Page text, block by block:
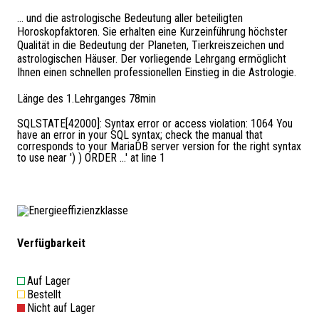
... und die astrologische Bedeutung aller beteiligten
Horoskopfaktoren. Sie erhalten eine Kurzeinführung höchster
Qualität in die Bedeutung der Planeten, Tierkreiszeichen und
astrologischen Häuser. Der vorliegende Lehrgang ermöglicht
Ihnen einen schnellen professionellen Einstieg in die Astrologie.
Länge des 1.Lehrganges 78min
SQLSTATE[42000]: Syntax error or access violation: 1064 You
have an error in your SQL syntax; check the manual that
corresponds to your MariaDB server version for the right syntax
to use near ') ) ORDER ...' at line 1
Verfügbarkeit
Auf Lager
Bestellt
Nicht auf Lager